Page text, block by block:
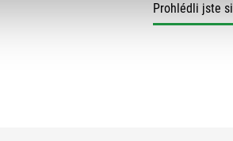
Prohlédli jste si